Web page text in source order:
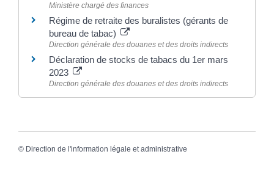
Ministère chargé des finances
Régime de retraite des buralistes (gérants de
bureau de tabac)
Direction générale des douanes et des droits indirects
Déclaration de stocks de tabacs du 1er mars
2023
Direction générale des douanes et des droits indirects
© Direction de l'information légale et administrative